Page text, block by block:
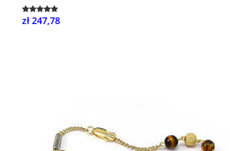
zł 247,78